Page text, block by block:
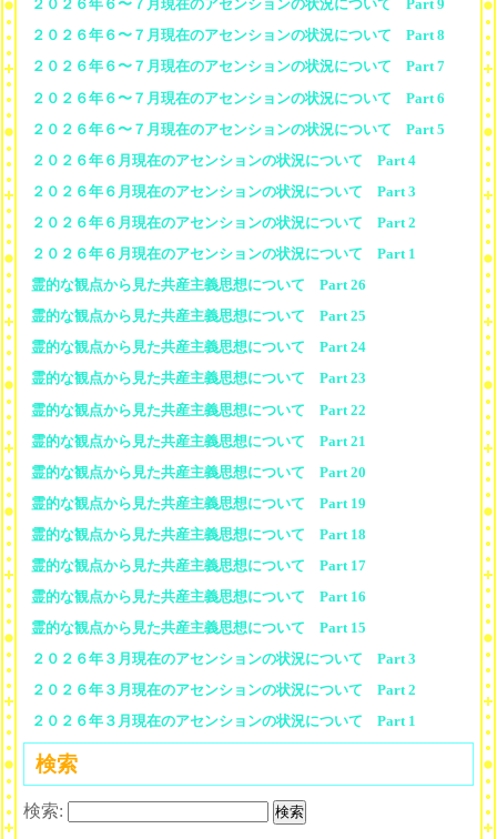
２０２６年６〜７月現在のアセンションの状況について Part 9
２０２６年６〜７月現在のアセンションの状況について Part 8
２０２６年６〜７月現在のアセンションの状況について Part 7
２０２６年６〜７月現在のアセンションの状況について Part 6
２０２６年６〜７月現在のアセンションの状況について Part 5
２０２６年６月現在のアセンションの状況について Part 4
２０２６年６月現在のアセンションの状況について Part 3
２０２６年６月現在のアセンションの状況について Part 2
２０２６年６月現在のアセンションの状況について Part 1
霊的な観点から見た共産主義思想について Part 26
霊的な観点から見た共産主義思想について Part 25
霊的な観点から見た共産主義思想について Part 24
霊的な観点から見た共産主義思想について Part 23
霊的な観点から見た共産主義思想について Part 22
霊的な観点から見た共産主義思想について Part 21
霊的な観点から見た共産主義思想について Part 20
霊的な観点から見た共産主義思想について Part 19
霊的な観点から見た共産主義思想について Part 18
霊的な観点から見た共産主義思想について Part 17
霊的な観点から見た共産主義思想について Part 16
霊的な観点から見た共産主義思想について Part 15
２０２６年３月現在のアセンションの状況について Part 3
２０２６年３月現在のアセンションの状況について Part 2
２０２６年３月現在のアセンションの状況について Part 1
検索
検索: